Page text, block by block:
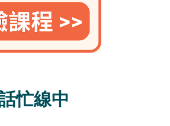
忙線中